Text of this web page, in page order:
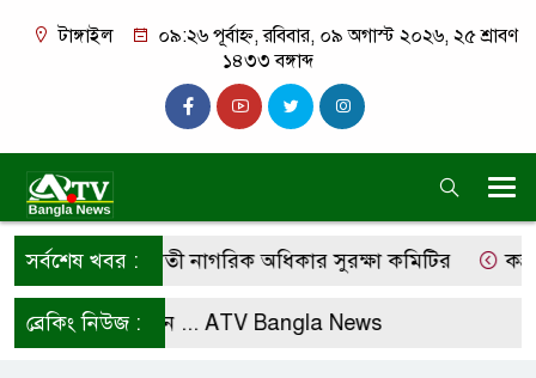
টাঙ্গাইল
০৯:২৬ পূর্বাহ্ন, রবিবার, ০৯ অগাস্ট ২০২৬, ২৫ শ্রাবণ
১৪৩৩ বঙ্গাব্দ
সর্বশেষ খবর :
দাবি কালিহাতী নাগরিক অধিকার সুরক্ষা কমিটির
ব্রেকিং নিউজ :
ফলো করে রাখুন ...ATV Bangla News